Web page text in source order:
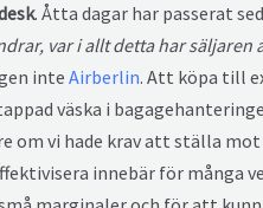
. Åtta dagar har passerat
var i allt detta har säljaren
inteAirberlin. Att köpa till
väska i
om vi hade krav att ställa
innebär för många